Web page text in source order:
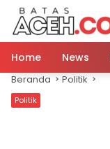
Langsung
konten
Home
News
Beranda Politik
Politik